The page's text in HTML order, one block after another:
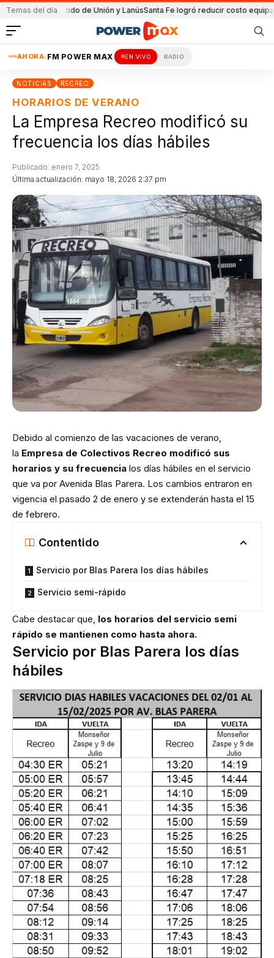
Temas del día
el partido de Unión y LanúsSanta Fe logró reducir costo equipamiento
AHORA: FM POWER MAX EN VIVO RADIO
NOTICIAS RECREO
HORARIOS DE VERANO
La Empresa Recreo modificó su
frecuencia los días hábiles
Última actualización: mayo 18, 2026 2:37 pm
Publicado: enero 7, 2025
Debido al comienzo de las vacaciones de verano,
la Empresa de Colectivos Recreo modificó sus
horarios y su frecuencia los días hábiles en el servicio
que va por Avenida Blas Parera. Los cambios entraron en
vigencia el pasado 2 de enero y se extenderán hasta el 15
de febrero.
Contentido
Servicio por Blas Parera los días hábiles
Servicio semi-rápido
Cabe destacar que, los horarios del servicio semi
rápido se mantienen como hasta ahora.
Servicio por Blas Parera los días
hábiles